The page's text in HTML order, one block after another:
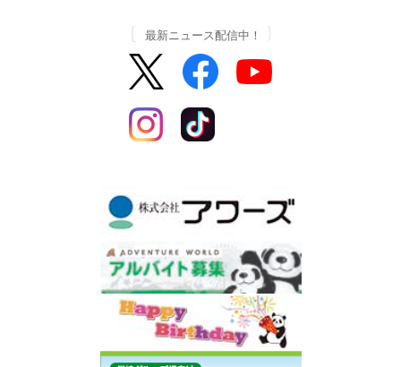
最新ニュース配信中！